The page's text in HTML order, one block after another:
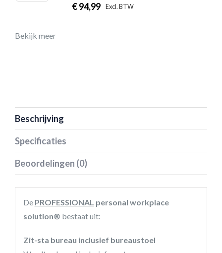
€94,99 Excl. BTW
Bekijk meer
Beschrijving
Specificaties
Beoordelingen (0)
De PROFESSIONAL personal workplace
solution® bestaat uit:
Zit-sta bureau inclusief bureaustoel